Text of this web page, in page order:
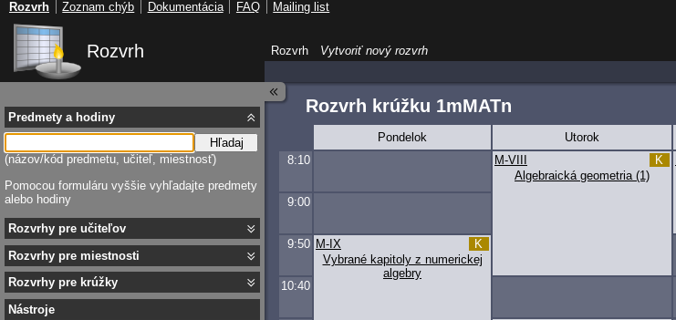
Rozvrh
Rozvrh krúžku 1mMATn
Pondelok Utorok
8:10
Algebraická geometria (1)
M-VIII
K
9:00
9:50
Vybrané kapitoly z numerickej
algebry
M-IX
K
10:40
Predmety a hodiny
Hľadaj
(názov/kód predmetu, učiteľ, miestnosť)
Pomocou formuláru vyššie vyhľadajte predmety
alebo hodiny
Rozvrhy pre učiteľov
Rozvrhy pre miestnosti
Rozvrhy pre krúžky
Nástroje
Rozvrh
Vytvoriť nový rozvrh
Rozvrh Zoznam chýb Dokumentácia FAQ Mailing list